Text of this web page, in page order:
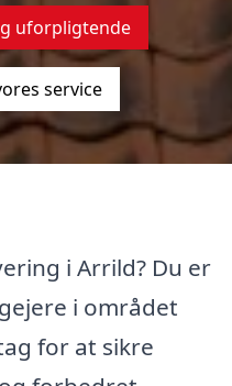
uforpligtende
service
i Arrild? Du er
i området
for at sikre